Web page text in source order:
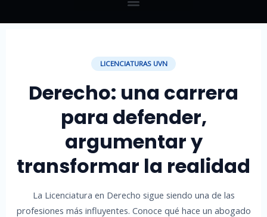
LICENCIATURAS UVN
Derecho: una carrera
para defender,
argumentar y
transformar la realidad
La Licenciatura en Derecho sigue siendo una de las
profesiones más influyentes. Conoce qué hace un abogado